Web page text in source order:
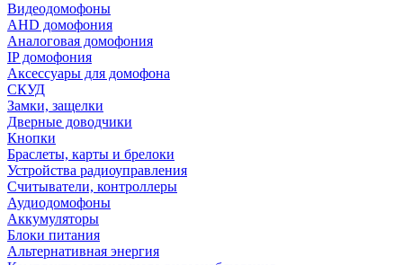
Видеодомофоны
AHD домофония
Аналоговая домофония
IP домофония
Аксессуары для домофона
СКУД
Замки, защелки
Дверные доводчики
Кнопки
Браслеты, карты и брелоки
Устройства радиоуправления
Считыватели, контроллеры
Аудиодомофоны
Аккумуляторы
Блоки питания
Альтернативная энергия